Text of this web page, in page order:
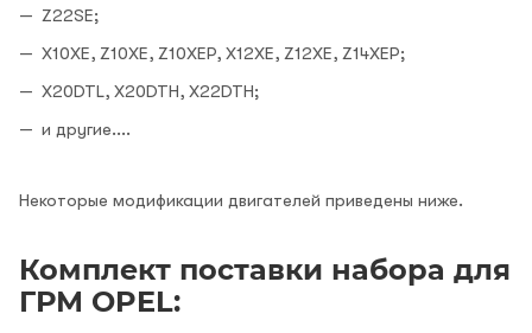
Z22SE;
X10XE, Z10XE, Z10XEP, X12XE, Z12XE, Z14XEP;
X20DTL, X20DTH, X22DTH;
и другие....
Некоторые модификации двигателей приведены ниже.
Комплект поставки набора для
ГРМ OPEL: